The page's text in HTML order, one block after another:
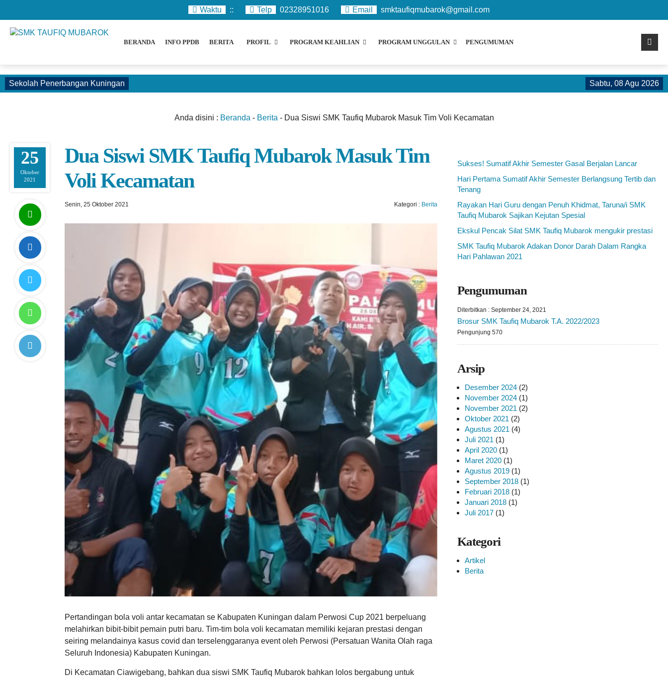
Waktu :: Telp 02328951016 Email smktaufiqmubarok@gmail.com
BERANDA INFO PPDB BERITA PROFIL PROGRAM KEAHLIAN PROGRAM UNGGULAN PENGUMUMAN
Sekolah Penerbangan Kuningan Sabtu, 08 Agu 2026
Anda disini : Beranda - Berita - Dua Siswi SMK Taufiq Mubarok Masuk Tim Voli Kecamatan
25
Oktober
2021
Dua Siswi SMK Taufiq Mubarok Masuk Tim
Voli Kecamatan
Senin, 25 Oktober 2021 Kategori : Berita
Pertandingan bola voli antar kecamatan se Kabupaten Kuningan dalam Perwosi Cup 2021 berpeluang
melahirkan bibit-bibit pemain putri baru. Tim-tim bola voli kecamatan memiliki kejaran prestasi dengan
seiring melandainya kasus covid dan terselenggaranya event oleh Perwosi (Persatuan Wanita Olah raga
Seluruh Indonesia) Kabupaten Kuningan.
Di Kecamatan Ciawigebang, bahkan dua siswi SMK Taufiq Mubarok bahkan lolos bergabung untuk
Sukses! Sumatif Akhir Semester Gasal Berjalan Lancar
Hari Pertama Sumatif Akhir Semester Berlangsung Tertib dan
Tenang
Rayakan Hari Guru dengan Penuh Khidmat, Taruna/i SMK
Taufiq Mubarok Sajikan Kejutan Spesial
Ekskul Pencak Silat SMK Taufiq Mubarok mengukir prestasi
SMK Taufiq Mubarok Adakan Donor Darah Dalam Rangka
Hari Pahlawan 2021
Pengumuman
Diterbitkan :September 24, 2021
Brosur SMK Taufiq Mubarok T.A. 2022/2023
Pengunjung 570
Arsip
Desember 2024 (2)
November 2024 (1)
November 2021 (2)
Oktober 2021 (2)
Agustus 2021 (4)
Juli 2021 (1)
April 2020 (1)
Maret 2020 (1)
Agustus 2019 (1)
September 2018 (1)
Februari 2018 (1)
Januari 2018 (1)
Juli 2017 (1)
Kategori
Artikel
Berita